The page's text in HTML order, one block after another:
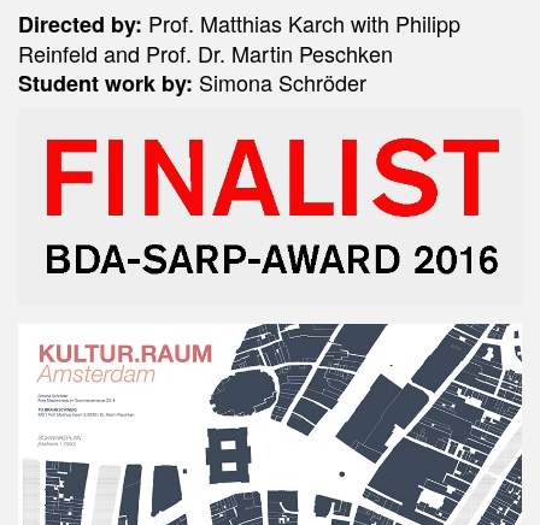
Directed by: Prof. Matthias Karch with Philipp
Reinfeld and Prof. Dr. Martin Peschken
Student work by: Simona Schröder